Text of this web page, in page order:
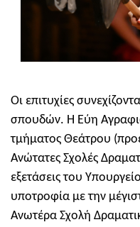
Οι επιτυχίες
σπουδών. Η Εύη
τμήματος Θεάτρου
Ανώτατες Σχολές
εξετάσεις του
υποτροφία με την
Ανωτέρα Σχολή